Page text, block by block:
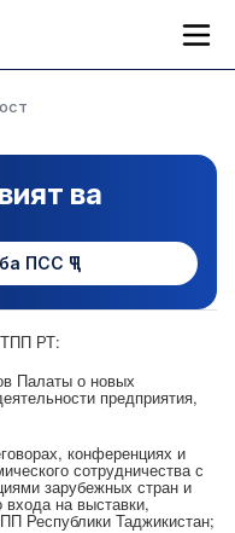
ва
ПСС ҶТ
ТПП РТ:
Палаты о новых
предприятия,
конференциях и
сотрудничества с
зарубежных стран и
на выставки,
Республики Таджикистан;